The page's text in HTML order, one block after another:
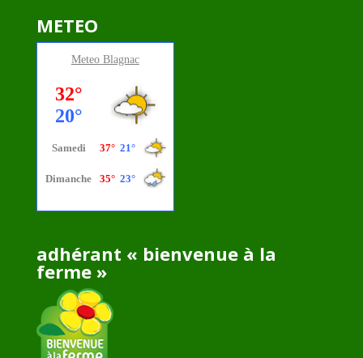
METEO
Meteo Blagnac
adhérant « bienvenue à la
ferme »